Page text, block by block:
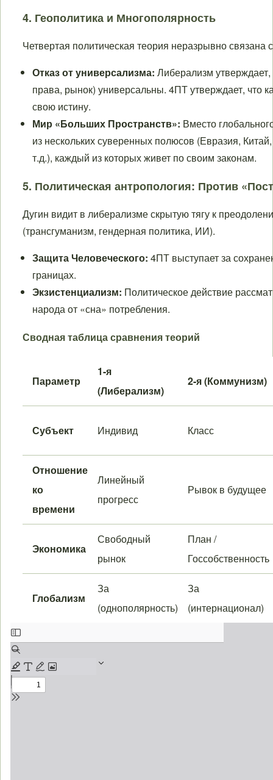
4. Геополитика и Многополярность
Четвертая политическая теория неразрывно
Отказ от универсализма: Либерализм
права, рынок) универсальны. 4ПТ утверждает, что
свою истину.
Мир «Больших Пространств»: Вместо
из нескольких суверенных полюсов (Евразия,
т.д.), каждый из которых живет по своим законам.
5. Политическая антропология: Против
Дугин видит в либерализме скрытую тягу к
(трансгуманизм, гендерная политика, ИИ).
Защита Человеческого: 4ПТ выступает за
границах.
Экзистенциализм: Политическое действие
народа от «сна» потребления.
Сводная таблица сравнения теорий
Параметр
1-я
(Либерализм)
2-я (Коммунизм)
Субъект Индивид Класс
Отношение
ко
времени
Линейный
прогресс
Рывок в будущее
Экономика
Свободный
рынок
План /
Госсобственность
Глобализм
За
(однополярность)
За
(интернационал)